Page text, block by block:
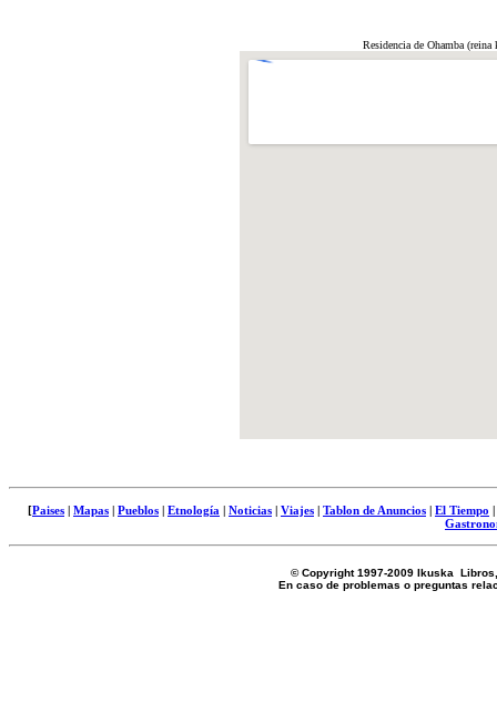
Residencia de Ohamba (reina
[Paises | Mapas | Pueblos | Etnología | Noticias | Viajes | Tablon de Anuncios | El Tiempo |
© Copyright 1997-2009
En caso de problemas o preguntas